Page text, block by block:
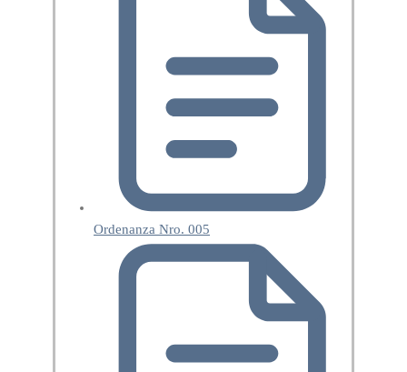
Ordenanza Nro. 005